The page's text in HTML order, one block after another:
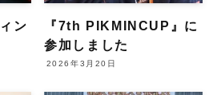
ン
『7th PIKMINCUP』に
参加しました
2026年3月20日